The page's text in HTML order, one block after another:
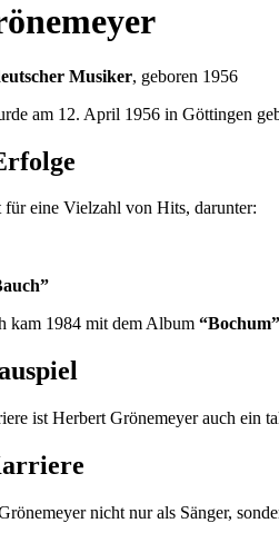
Musiker, geboren 1956
am 12. April 1956 in Göttingen
für eine Vielzahl von Hits, darunter:
kam 1984 mit dem Album “Bochum”
ist Herbert Grönemeyer auch ein
nicht nur als Sänger,